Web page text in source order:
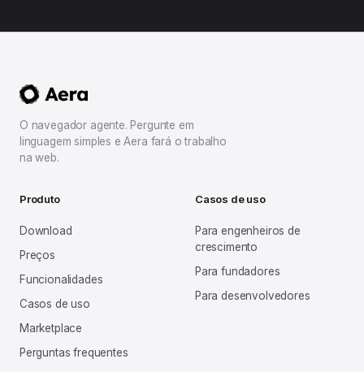
O navegador agente. Pergunte em
linguagem simples e Aera fará o trabalho
na web.
Produto
Download
Preços
Funcionalidades
Casos de uso
Marketplace
Perguntas frequentes
Casos de uso
Para engenheiros de
crescimento
Para fundadores
Para desenvolvedores